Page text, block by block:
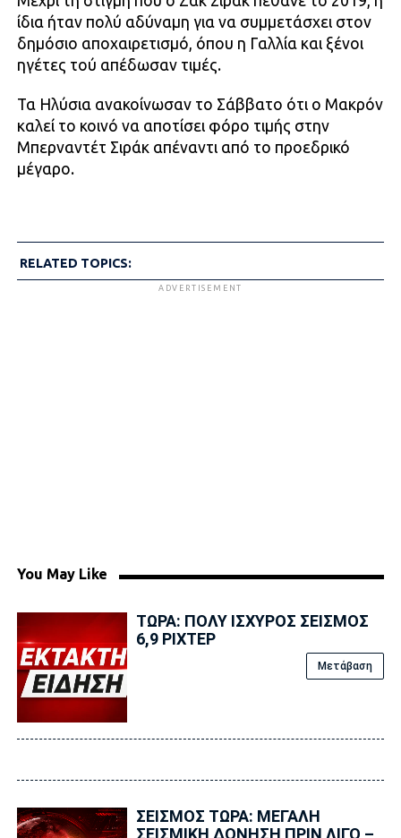
ίδια ήταν πολύ αδύναμη για να συμμετάσχει στον
δημόσιο αποχαιρετισμό, όπου η Γαλλία και ξένοι
ηγέτες τού απέδωσαν τιμές.
Τα Ηλύσια ανακοίνωσαν το Σάββατο ότι ο Μακρόν
καλεί το κοινό να αποτίσει φόρο τιμής στην
Μπερναντέτ Σιράκ απέναντι από το προεδρικό
μέγαρο.
RELATED TOPICS:
ADVERTISEMENT
You May Like
ΤΩΡΑ: ΠΟΛΥ ΙΣΧΥΡΟΣ ΣΕΙΣΜΟΣ
6,9 ΡΙΧΤΕΡ
Μετάβαση
ΣΕΙΣΜΟΣ ΤΩΡΑ: ΜΕΓΑΛΗ
ΣΕΙΣΜΙΚΗ ΔΟΝΗΣΗ ΠΡΙΝ ΛΙΓΟ –